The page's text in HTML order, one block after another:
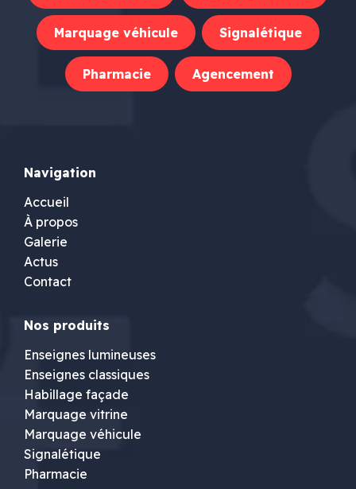
Marquage véhicule Signalétique
Pharmacie Agencement
Navigation
Accueil
À propos
Galerie
Actus
Contact
Nos produits
Enseignes lumineuses
Enseignes classiques
Habillage façade
Marquage vitrine
Marquage véhicule
Signalétique
Pharmacie